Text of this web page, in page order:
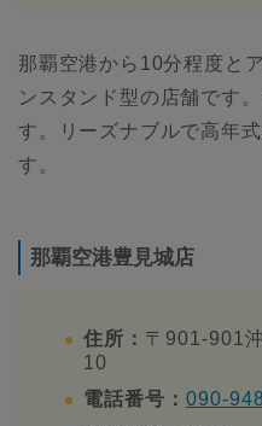
那覇空港から10分程度と
ンスタンド型の店舗です
す。リーズナブルで高年
す。
那覇空港豊見城店
住所： 〒901-901
10
電話番号： 090-